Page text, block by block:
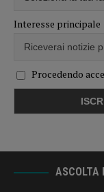
Interesse principale
Procedendo
ASCOLTA